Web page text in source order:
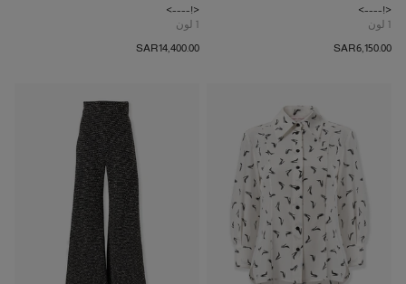
<!---->
1 لون
SAR‌6,150.00
<!---->
1 لون
SAR‌14,400.00